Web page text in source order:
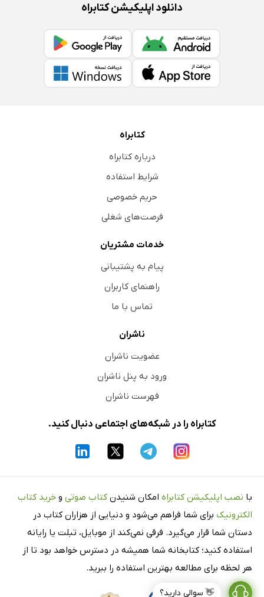
👋 سوالی دارید؟
دانلود اپلیکیشن کتابراه
کتابراه
درباره کتابراه
شرایط استفاده
حریم خصوصی
فرصت‌های شغلی
خدمات مشتریان
پیام به پشتیبانی
راهنمای کاربران
تماس با ما
ناشران
عضویت ناشران
ورود به پنل ناشران
فهرست ناشران
کتابراه را در شبکه‌های اجتماعی دنبال کنید.
با نصب اپلیکیشن کتابراه امکان شنیدن کتاب صوتی و خرید کتاب
الکترونیک برای شما فراهم می‌شود و دنیایی از هزاران کتاب در
دستان شما قرار می‌گیرد. فرقی نمی‌کند از موبایل، تبلت یا رایانه
استفاده کنید؛ کتابخانه شما همیشه در دسترس خواهد بود تا از
هر لحظه برای مطالعه بهترین استفاده را ببرید.